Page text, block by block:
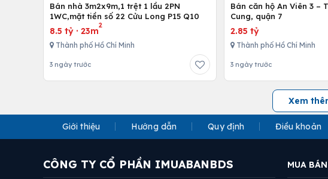
Bán nhà 3m2x9m,1 trệt 1 lầu 2PN
1WC,mặt tiền số 22 Cửu Long P15 Q10
8.5 tỷ · 23m
2
Thành phố Hồ Chí Minh
3 ngày trước
Bán căn hộ An Viên 3 –
Cung, quận 7
2.85 tỷ
Thành phố Hồ Chí Minh
3 ngày trước
Xem
Giới thiệu Hướng dẫn Quy định Điều khoản
CÔNG TY CỔ PHẦN IMUABANBDS MUA